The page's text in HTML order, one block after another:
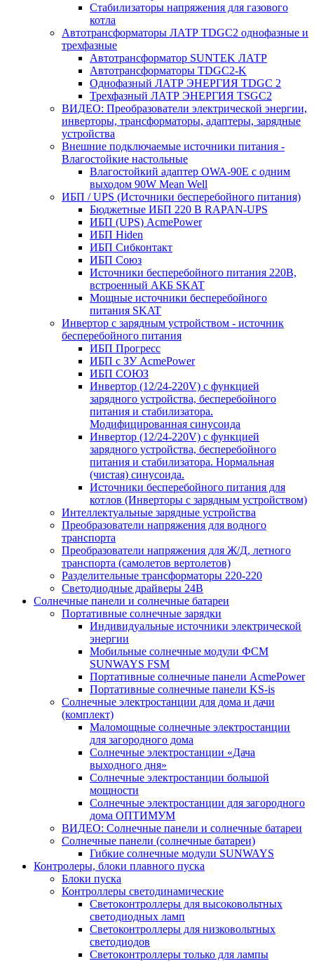
Стабилизаторы напряжения для газового
котла
Автотрансформаторы ЛАТР TDGC2 однофазные и
трехфазные
Автотрансформатор SUNTEK ЛАТР
Автотрансформаторы TDGC2-K
Однофазный ЛАТР ЭНЕРГИЯ TDGC 2
Трехфазный ЛАТР ЭНЕРГИЯ TSGC2
ВИДЕО: Преобразователи электрической энергии,
инверторы, трансформаторы, адаптеры, зарядные
устройства
Внешние подключаемые источники питания -
Влагостойкие настольные
Влагостойкий адаптер OWA-90E с одним
выходом 90W Mean Well
ИБП / UPS (Источники бесперебойного питания)
Бюджетные ИБП 220 В RAPAN-UPS
ИБП (UPS) AcmePower
ИБП Hiden
ИБП Сибконтакт
ИБП Союз
Источники бесперебойного питания 220В,
встроенный АКБ SKAT
Мощные источники бесперебойного
питания SKAT
Инвертор с зарядным устройством - источник
бесперебойного питания
ИБП Прогресс
ИБП с ЗУ AcmePower
ИБП СОЮЗ
Инвертор (12/24-220V) с функцией
зарядного устройства, бесперебойного
питания и стабилизатора.
Модифицированная синусоида
Инвертор (12/24-220V) с функцией
зарядного устройства, бесперебойного
питания и стабилизатора. Нормальная
(чистая) синусоида.
Источники бесперебойного питания для
котлов (Инверторы с зарядным устройством)
Интеллектуальные зарядные устройства
Преобразователи напряжения для водного
транспорта
Преобразователи напряжения для Ж/Д, летного
транспорта (самолетов вертолетов)
Разделительные трансформаторы 220-220
Светодиодные драйверы 24В
Солнечные панели и солнечные батареи
Портативные солнечные зарядки
Индивидуальные источники электрической
энергии
Мобильные солнечные модули ФСМ
SUNWAYS FSM
Портативные солнечные панели AcmePower
Портативные солнечные панели KS-is
Солнечные электростанции для дома и дачи
(комплект)
Маломощные солнечные электростанции
для загородного дома
Солнечные электростанции «Дача
выходного дня»
Солнечные электростанции большой
мощности
Солнечные электростанции для загородного
дома ОПТИМУМ
ВИДЕО: Солнечные панели и солнечные батареи
Солнечные панели (солнечные батареи)
Гибкие солнечные модули SUNWAYS
Контролеры, блоки плавного пуска
Блоки пуска
Контроллеры светодинамические
Светоконтроллеры для высоковольтных
светодиодных ламп
Светоконтроллеры для низковольтных
светодиодов
Светоконтроллеры только для лампы